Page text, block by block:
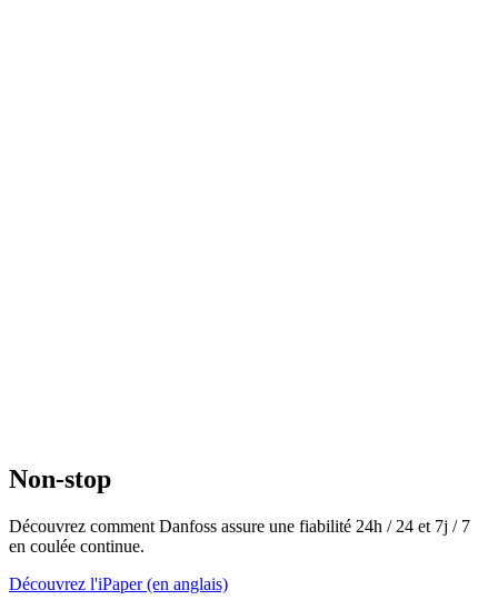
Non-stop
Découvrez comment Danfoss assure une fiabilité 24h / 24 et 7j / 7
en coulée continue.
Découvrez l'iPaper (en anglais)